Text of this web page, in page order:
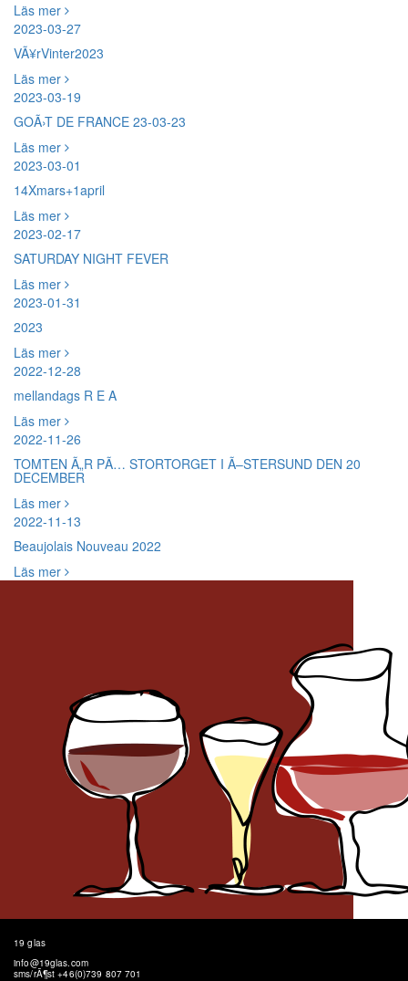
Läs mer
2023-03-27
VÃ¥rVinter2023
Läs mer
2023-03-19
GOÃ›T DE FRANCE 23-03-23
Läs mer
2023-03-01
14Xmars+1april
Läs mer
2023-02-17
SATURDAY NIGHT FEVER
Läs mer
2023-01-31
2023
Läs mer
2022-12-28
mellandags R E A
Läs mer
2022-11-26
TOMTEN Ã„R PÃ… STORTORGET I Ã–STERSUND DEN 20
DECEMBER
Läs mer
2022-11-13
Beaujolais Nouveau 2022
Läs mer
19 glas
info@19glas.com
sms/rÃ¶st +46(0)739 807 701